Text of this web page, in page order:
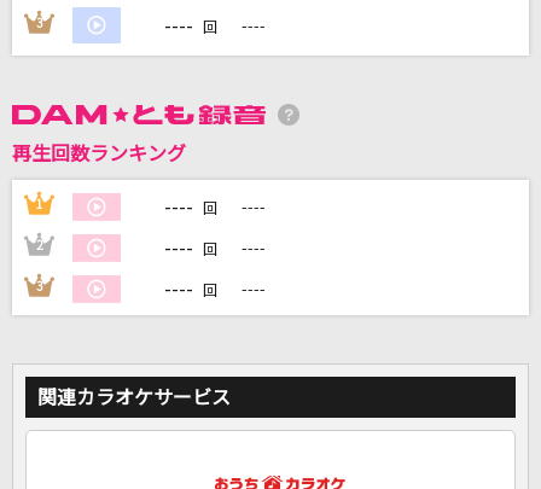
DAMに会員登録・ログインして
自宅でカラオケ歌い放題！
3 ---- 回 ----
再生回数ランキング
1 ---- 回 ----
2 ---- 回 ----
3 ---- 回 ----
関連カラオケサービス